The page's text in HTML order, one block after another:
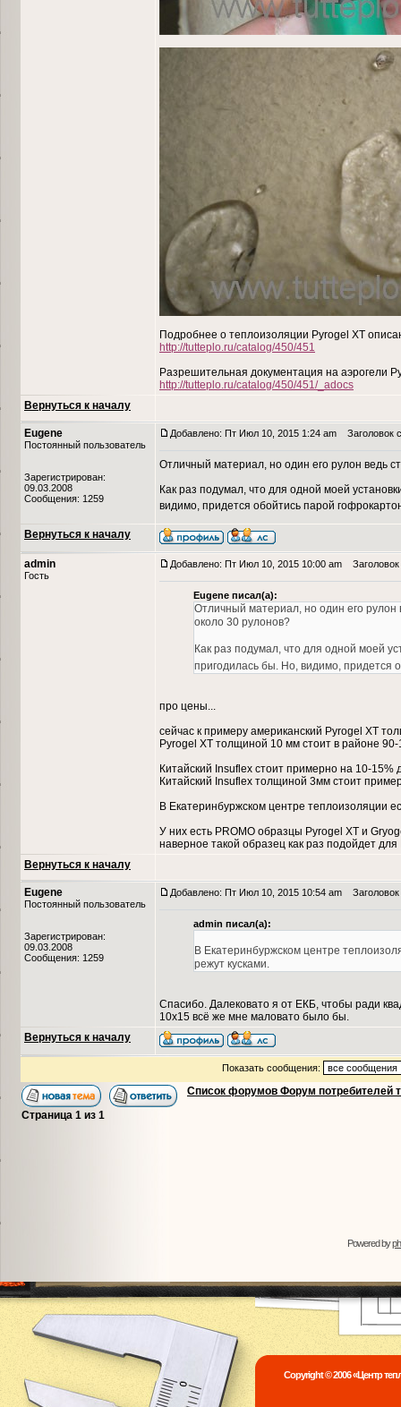
Подробнее о теплоизоляции Pyrogel XT
http://tutteplo.ru/catalog/450/451
Разрешительная документация на аэрогели
http://tutteplo.ru/catalog/450/451/_adocs
Вернуться к началу
Eugene
Постоянный пользователь
Зарегистрирован:
09.03.2008
Сообщения: 1259
Добавлено: Пт Июл 10, 2015 1:24 am Заголовок
Отличный материал, но один его рулон ведь
Как раз подумал, что для одной моей
видимо, придется обойтись парой
Вернуться к началу
admin
Гость
Добавлено: Пт Июл 10, 2015 10:00 am
Eugene писал(а):
Отличный материал, но один его
около 30 рулонов?
Как раз подумал, что для одной моей
пригодилась бы. Но, видимо, придется
про цены...
сейчас к примеру американский Pyrogel XT
Pyrogel XT толщиной 10 мм стоит в районе
Китайский Insuflex стоит примерно на 10-15%
Китайский Insuflex толщиной 3мм стоит
В Екатеринбуржском центре теплоизоляции
У них есть PROMO образцы Pyrogel XT и
наверное такой образец как раз подойдет
Вернуться к началу
Eugene
Постоянный пользователь
Зарегистрирован:
09.03.2008
Сообщения: 1259
Добавлено: Пт Июл 10, 2015 10:54 am
admin писал(а):
В Екатеринбуржском центре
режут кусками.
Спасибо. Далековато я от ЕКБ, чтобы ради
10х15 всё же мне маловато было бы.
Вернуться к началу
Показать сообщения:
Список форумов Форум потребителей
Страница 1 из 1
Powered by
Copyright © 2006 «Центр